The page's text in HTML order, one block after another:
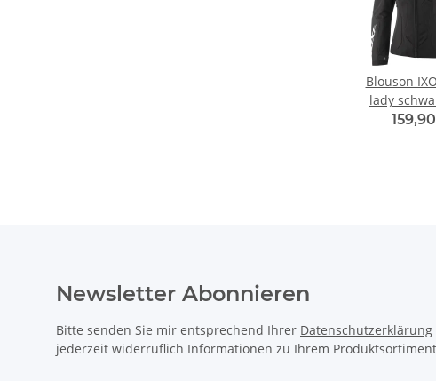
Blouson
lady
Newsletter Abonnieren
Bitte senden Sie mir entsprechend Ihrer Datenschutzerklärung
jederzeit widerruflich Informationen zu Ihrem